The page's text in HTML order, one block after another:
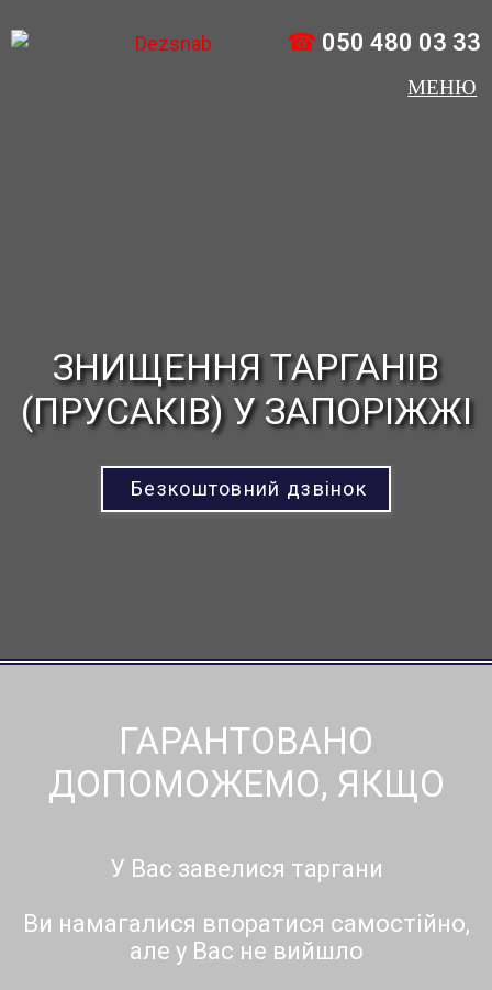
☎ 050 480 03 33
ЗНИЩЕННЯ ТАРГАНІВ
(ПРУСАКІВ) У ЗАПОРІЖЖІ
Безкоштовний дзвінок
ГАРАНТОВАНО
ДОПОМОЖЕМО, ЯКЩО
У Вас завелися таргани
Ви намагалися впоратися самостійно,
але у Вас не вийшло